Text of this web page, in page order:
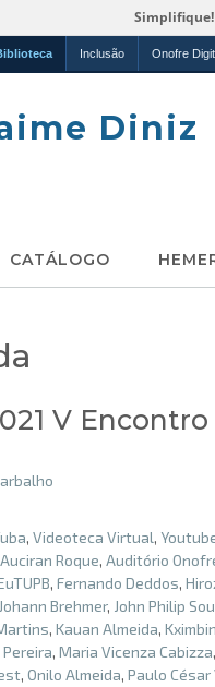
Simplifique!
Inclusão Onofre
Diniz
CATÁLOGO
V
, Videoteca Virtual,
Auciran Roque, Auditório
, Fernando Deddos,
Johann Brehmer, John Philip
, Kauan Almeida,
, Maria Vicenza Cabizza,
, Onilo Almeida, Paulo César